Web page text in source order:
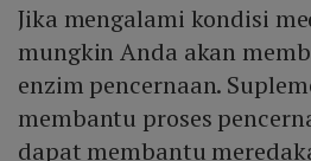
Jika mengalami kondisi
mungkin Anda akan
enzim pencernaan.
membantu proses
dapat membantu